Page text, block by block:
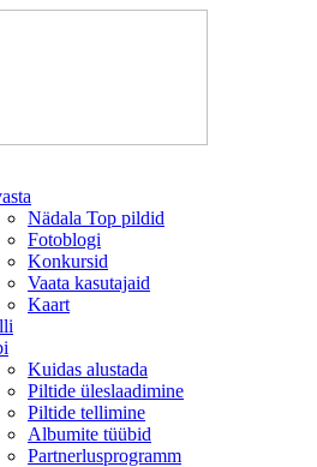
Nädala Top pildid
Fotoblogi
Konkursid
Vaata kasutajaid
Kaart
Kuidas alustada
Piltide üleslaadimine
Piltide tellimine
Albumite tüübid
Partnerlusprogramm